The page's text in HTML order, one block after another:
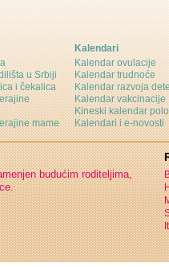
u Srbiji
i čekalica
mame
Kalendari
Kalendar ovulacije
Kalendar trudnoće
Kalendar razvoja
Kalendar vakcinacije
Kineski kalendar
Kalendari i e-novosti
budućim roditeljima,